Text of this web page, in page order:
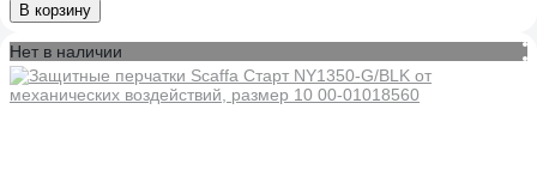
В корзину
Нет в наличии